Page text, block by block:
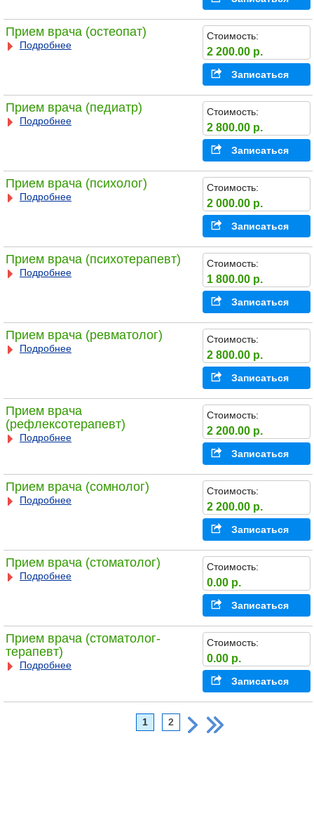
Прием врача (остеопат)
Подробнее
Стоимость:
2 200.00 р.
Записаться
Прием врача (педиатр)
Подробнее
Стоимость:
2 800.00 р.
Записаться
Прием врача (психолог)
Подробнее
Стоимость:
2 000.00 р.
Записаться
Прием врача (психотерапевт)
Подробнее
Стоимость:
1 800.00 р.
Записаться
Прием врача (ревматолог)
Подробнее
Стоимость:
2 800.00 р.
Записаться
Прием врача
(рефлексотерапевт)
Подробнее
Стоимость:
2 200.00 р.
Записаться
Прием врача (сомнолог)
Подробнее
Стоимость:
2 200.00 р.
Записаться
Прием врача (стоматолог)
Подробнее
Стоимость:
0.00 р.
Записаться
Прием врача (стоматолог-
терапевт)
Подробнее
Стоимость:
0.00 р.
Записаться
1 2